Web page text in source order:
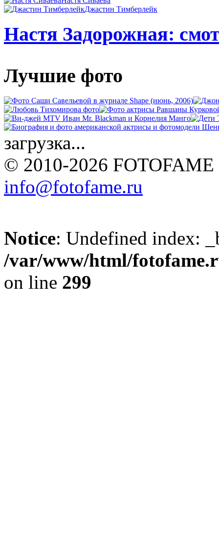
Джастин Тимберлейк
Настя Задорожная:
Лучшие фото
загрузка...
© 2010-2026 FOTOFAME
info@fotofame.ru
Notice: Undefined index:
/var/www/html/
on line 299